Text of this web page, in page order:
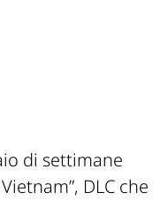
di settimane
DLC che